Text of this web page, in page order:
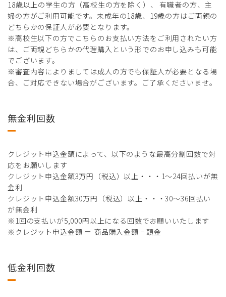
18歳以上の学生の方（高校生の方を除く）、 有職者の方、主
婦の方がご利用可能です。未成年の18歳、19歳の方はご両親の
どちらかの保証人が必要となります。
※高校生以下の方でこちらのお支払い方法をご利用されたい方
は、ご両親どちらかの代理購入という形でのお申し込みも可能
でございます。
※審査内容によりましては成人の方でも保証人が必要となる場
合、ご対応できない場合がございます。ご了承くださいませ。
無金利回数
クレジット申込金額によって、以下のような最高分割回数で対
応をお願いします
クレジット申込金額3万円（税込）以上・・・1～24回払いが無
金利
クレジット申込金額30万円（税込）以上・・・30～36回払い
が無金利
※1回の支払いが5,000円以上になる回数でお願いいたします
※クレジット申込金額 ＝ 商品購入金額 − 頭金
低金利回数